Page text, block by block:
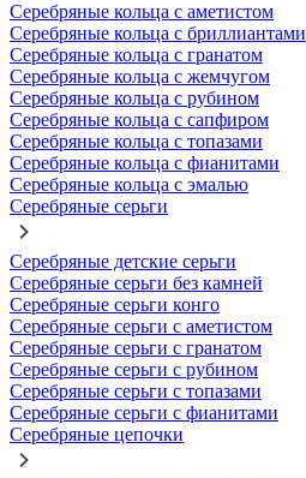
Серебряные кольца с аметистом
Серебряные кольца с бриллиантами
Серебряные кольца с гранатом
Серебряные кольца с жемчугом
Серебряные кольца с рубином
Серебряные кольца с сапфиром
Серебряные кольца с топазами
Серебряные кольца с фианитами
Серебряные кольца с эмалью
Серебряные серьги
Серебряные детские серьги
Серебряные серьги без камней
Серебряные серьги конго
Серебряные серьги с аметистом
Серебряные серьги с гранатом
Серебряные серьги с рубином
Серебряные серьги с топазами
Серебряные серьги с фианитами
Серебряные цепочки